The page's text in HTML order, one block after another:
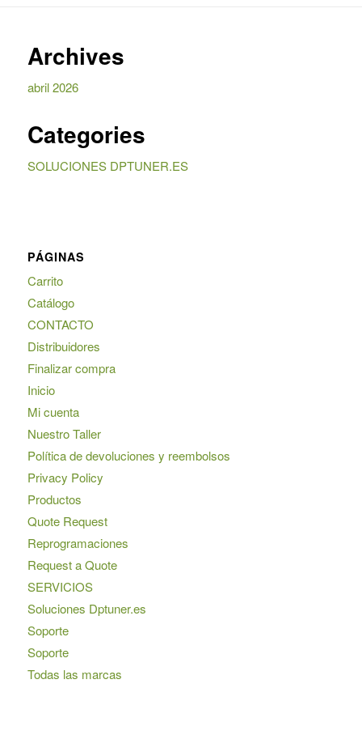
Archives
abril 2026
Categories
SOLUCIONES DPTUNER.ES
PÁGINAS
Carrito
Catálogo
CONTACTO
Distribuidores
Finalizar compra
Inicio
Mi cuenta
Nuestro Taller
Política de devoluciones y reembolsos
Privacy Policy
Productos
Quote Request
Reprogramaciones
Request a Quote
SERVICIOS
Soluciones Dptuner.es
Soporte
Soporte
Todas las marcas